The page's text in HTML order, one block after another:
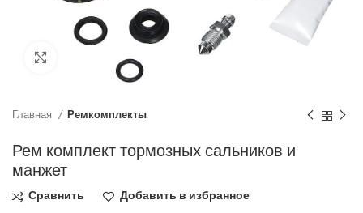
Click to enlarge
Главная Ремкомплекты
Рем комплект тормозных сальников и
манжет
Сравнить Добавить в избранное